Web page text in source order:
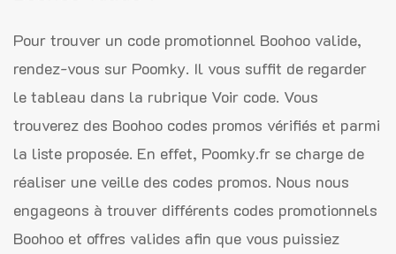
Pour trouver un code promotionnel Boohoo valide,
rendez-vous sur Poomky. Il vous suffit de regarder
le tableau dans la rubrique Voir code. Vous
trouverez des Boohoo codes promos vérifiés et parmi
la liste proposée. En effet, Poomky.fr se charge de
réaliser une veille des codes promos. Nous nous
engageons à trouver différents codes promotionnels
Boohoo et offres valides afin que vous puissiez